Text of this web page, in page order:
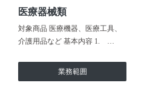
医療器械類
対象商品 医療機器、医療工具、
介護用品など 基本内容 1. …
業務範囲